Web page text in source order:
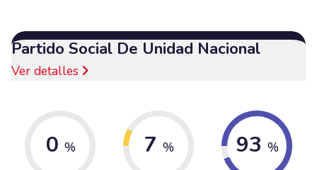
Partido Social De Unidad Nacional
Ver detalles
0 % 7 % 93 %